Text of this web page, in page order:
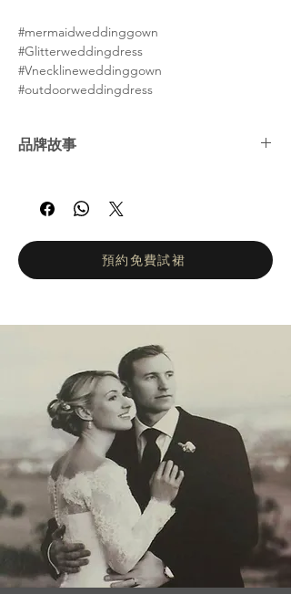
#mermaidweddinggown
#Glitterweddingdress
#Vnecklineweddinggown
#outdoorweddingdress
品牌故事
俄羅斯婚紗女王。自2002年以來，娜塔莉亞羅
曼諾娃的工作室一直致力於打造輕盈飄逸、凸
禮當天專注於拍攝婚紗照和享受眾人的讚美目
光，而不是忙於換裝。
預約免費試裙